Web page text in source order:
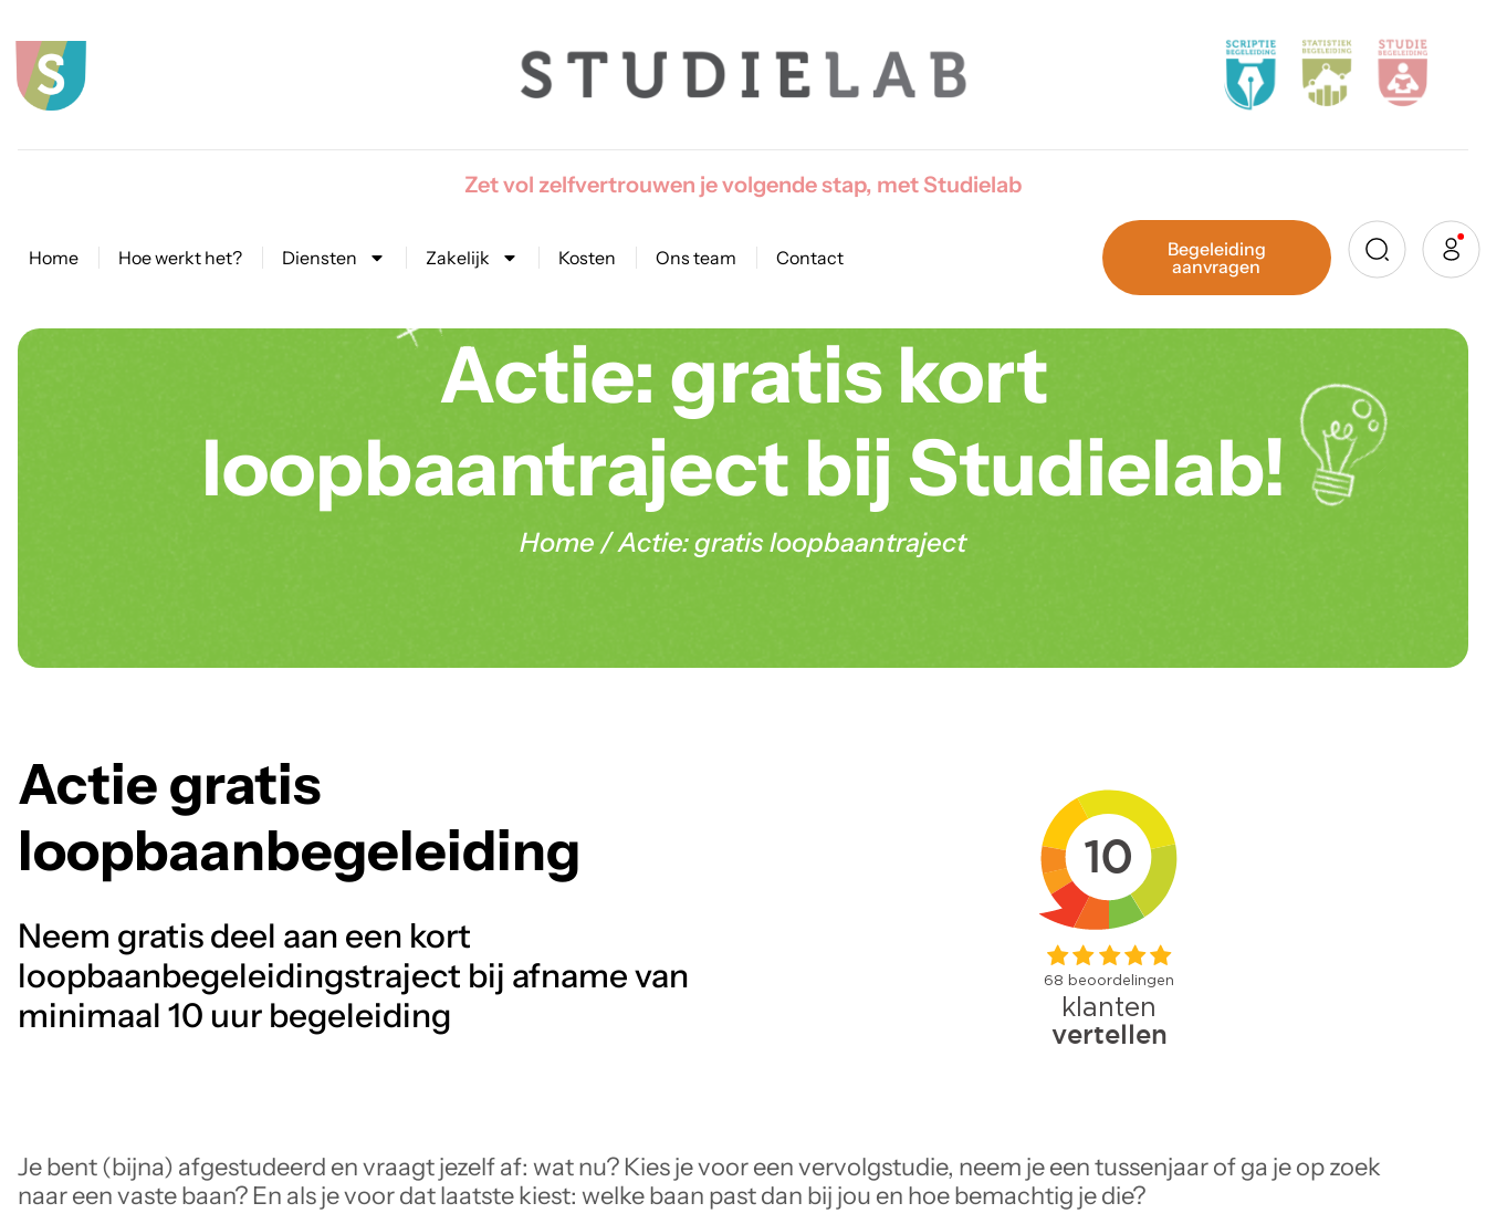
Zet vol zelfvertrouwen je volgende stap, met Studielab
Home Hoe werkt het? Diensten Zakelijk Kosten Ons team Contact
Begeleiding
aanvragen
Actie: gratis kort
loopbaantraject bij Studielab!
Home /Actie: gratis loopbaantraject
Actie gratis
loopbaanbegeleiding
Neem gratis deel aan een kort
loopbaanbegeleidingstraject bij afname van
minimaal 10 uur begeleiding
Je bent (bijna) afgestudeerd en vraagt jezelf af: wat nu? Kies je voor een vervolgstudie, neem je een tussenjaar of ga je op zoek
naar een vaste baan? En als je voor dat laatste kiest: welke baan past dan bij jou en hoe bemachtig je die?